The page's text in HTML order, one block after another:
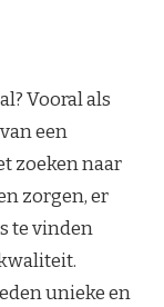
Vooral als
een
zoeken naar
zorgen, er
te vinden
unieke en